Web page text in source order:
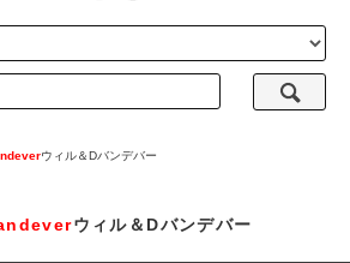
ウィル＆Dバンデバー
ウィル＆Dバンデバー